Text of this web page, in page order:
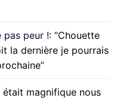
pas peur !: “Chouette
la dernière je pourrais
”
était magnifique nous